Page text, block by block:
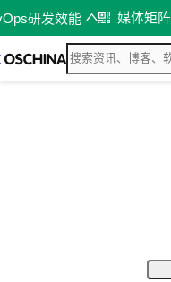
研发效能 媒体矩阵